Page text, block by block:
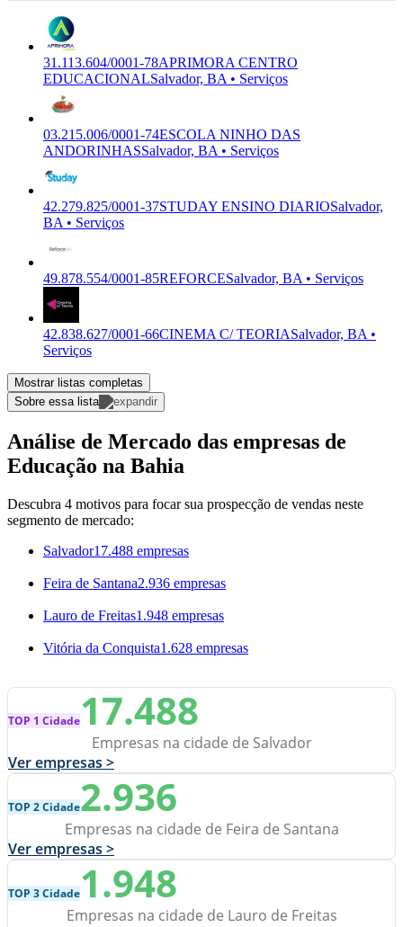
31.113.604/0001-78APRIMORA CENTRO
EDUCACIONALSalvador, BA • Serviços
03.215.006/0001-74ESCOLA NINHO DAS
ANDORINHASSalvador, BA • Serviços
42.279.825/0001-37STUDAY ENSINO DIARIOSalvador,
BA • Serviços
49.878.554/0001-85REFORCESalvador, BA • Serviços
42.838.627/0001-66CINEMA C/ TEORIASalvador, BA •
Serviços
Mostrar listas completas
Sobre essa lista
Análise de Mercado das empresas de
Educação na Bahia
Descubra 4 motivos para focar sua prospecção de vendas neste
segmento de mercado:
Salvador17.488 empresas
Feira de Santana2.936 empresas
Lauro de Freitas1.948 empresas
Vitória da Conquista1.628 empresas
TOP 1 Cidade17.488
Empresas na cidade de Salvador
Ver empresas >
TOP 2 Cidade2.936
Empresas na cidade de Feira de Santana
Ver empresas >
TOP 3 Cidade1.948
Empresas na cidade de Lauro de Freitas